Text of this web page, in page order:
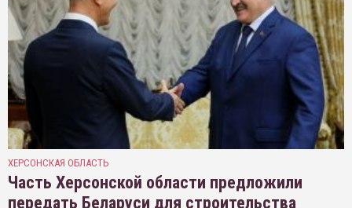
ХЕРСОНСКАЯ ОБЛАСТЬ
Часть Херсонской области предложили
передать Беларуси для строительства